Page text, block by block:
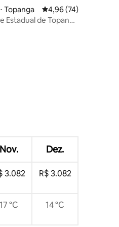
31 avaliações
Topanga 4,96 de uma
4,96 (74)
Estadual de Topanga
Nov. Dez.
3.082 R$ 3.082
17 °C 14 °C